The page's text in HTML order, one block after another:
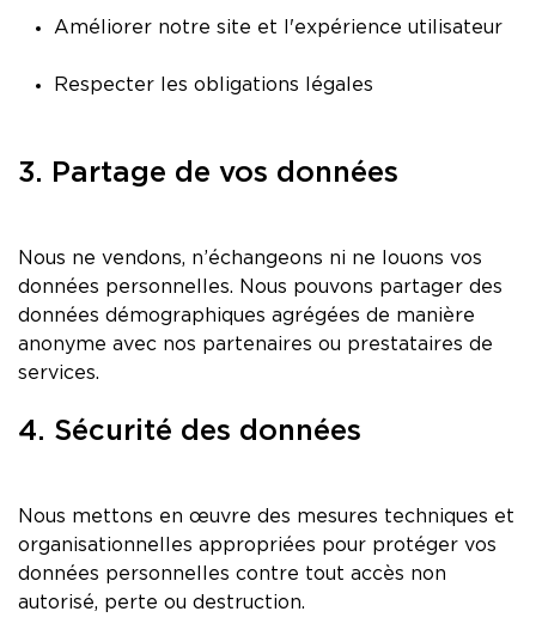
Améliorer notre site et l'expérience utilisateur
Respecter les obligations légales
3. Partage de vos données
Nous ne vendons, n’échangeons ni ne louons vos
données personnelles. Nous pouvons partager des
données démographiques agrégées de manière
anonyme avec nos partenaires ou prestataires de
services.
4. Sécurité des données
Nous mettons en œuvre des mesures techniques et
organisationnelles appropriées pour protéger vos
données personnelles contre tout accès non
autorisé, perte ou destruction.